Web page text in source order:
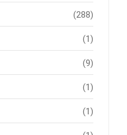
(288)
(1)
(9)
(1)
(1)